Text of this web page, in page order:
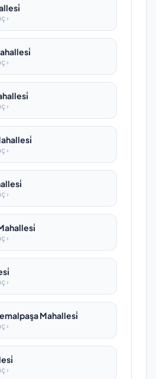
›
›
›
›
›
›
›
Mahallesi̇
›
›